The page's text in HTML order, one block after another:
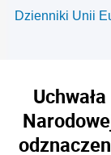
Dzienniki Unii